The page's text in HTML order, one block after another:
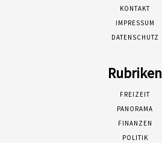
KONTAKT
IMPRESSUM
DATENSCHUTZ
Rubriken
FREIZEIT
PANORAMA
FINANZEN
POLITIK